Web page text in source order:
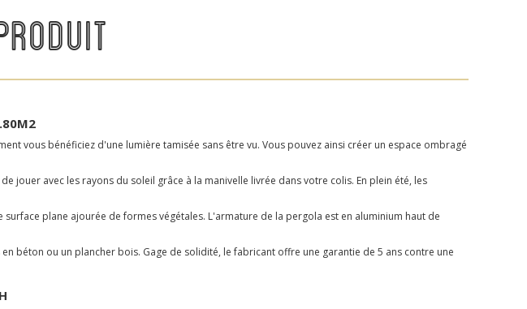
vous bénéficiez d'une lumière tamisée sans être vu. Vous pouvez ainsi créer un espace ombragé
avec les rayons du soleil grâce à la manivelle livrée dans votre colis. En plein été, les
plane ajourée de formes végétales. L'armature de la pergola est en aluminium haut de
béton ou un plancher bois. Gage de solidité, le fabricant offre une garantie de 5 ans contre une